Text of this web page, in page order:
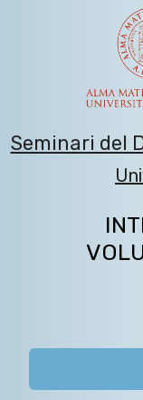
Seminari del
INTRODUZIONE AL